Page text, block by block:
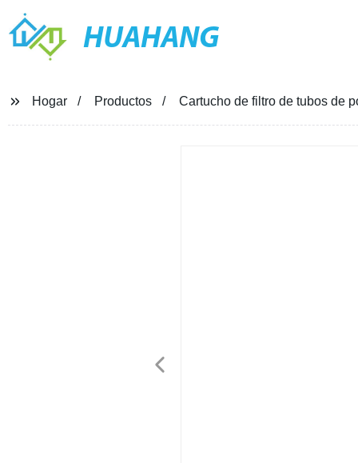
HUAHANG
Hogar Productos Cartucho de filtro de tubos de